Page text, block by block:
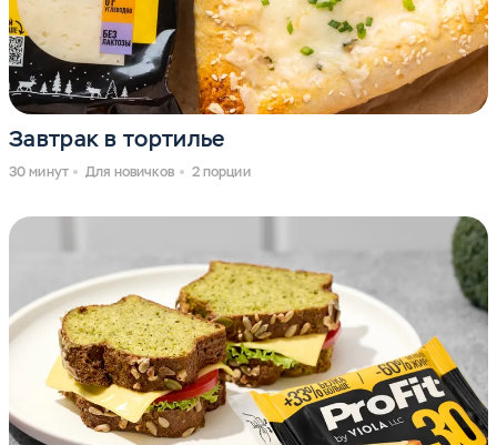
Завтрак в тортилье
30 минут Для новичков 2 порции